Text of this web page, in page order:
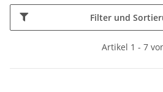
Filter und
Artikel 1 - 7